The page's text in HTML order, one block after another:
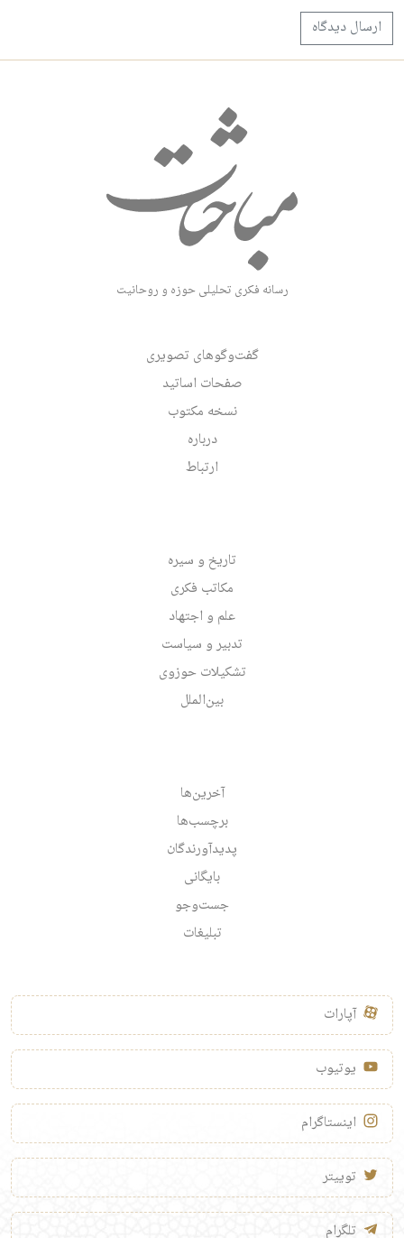
رسانه فکری تحلیلی حوزه و روحانیت
گفت‌وگوهای تصویری
صفحات اساتید
نسخه مکتوب
درباره
ارتباط
تاریخ و سیره
مکاتب فکری
علم و اجتهاد
تدبیر و سیاست
تشکیلات حوزوی
بین‌الملل
آخرین‌ها
برچسب‌ها
پدیدآورندگان
بایگانی
جست‌وجو
تبلیغات
آپارات
یوتیوب
اینستاگرام
توییتر
تلگرام